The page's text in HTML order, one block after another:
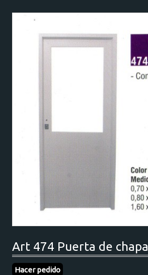
Art 474 Puerta de chapa
Hacer pedido